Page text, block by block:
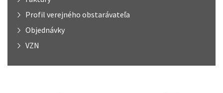
Profil verejného obstarávateľa
Objednávky
VZN